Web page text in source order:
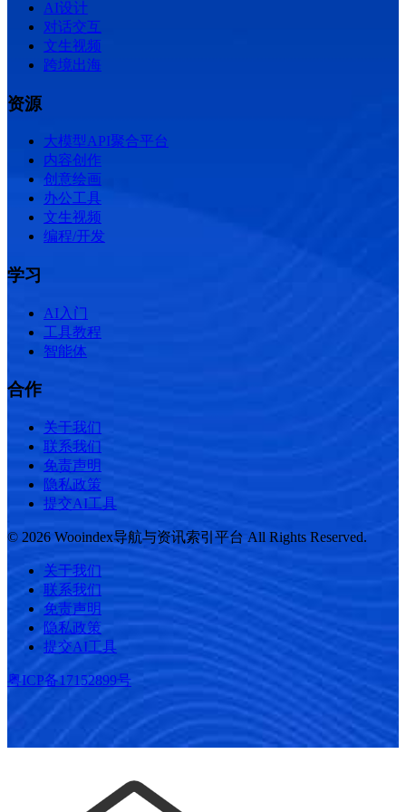
AI设计
对话交互
文生视频
跨境出海
资源
大模型API聚合平台
内容创作
创意绘画
办公工具
文生视频
编程/开发
学习
AI入门
工具教程
智能体
合作
关于我们
联系我们
免责声明
隐私政策
提交AI工具
© 2026 Wooindex导航与资讯索引平台 All Rights Reserved.
关于我们
联系我们
免责声明
隐私政策
提交AI工具
粤ICP备17152899号